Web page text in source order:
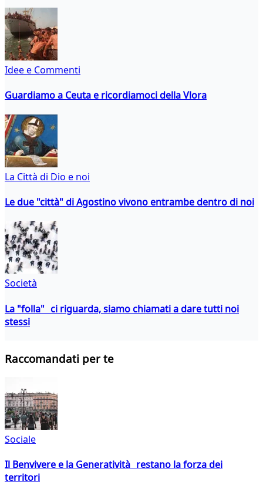
Idee e Commenti
Guardiamo a Ceuta e ricordiamoci della Vlora
La Città di Dio e noi
Le due "città" di Agostino vivono entrambe dentro di noi
Società
La "folla" ci riguarda, siamo chiamati a dare tutti noi
stessi
Raccomandati per te
Sociale
Il Benvivere e la Generatività restano la forza dei
territori